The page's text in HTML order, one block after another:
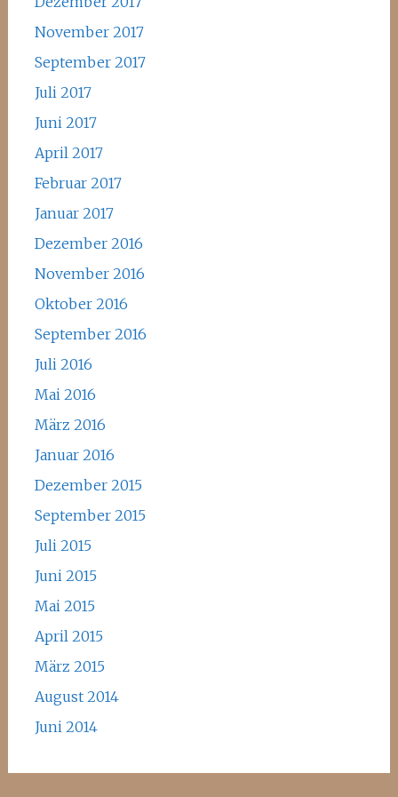
November 2017
September 2017
Juli 2017
Juni 2017
April 2017
Februar 2017
Januar 2017
Dezember 2016
November 2016
Oktober 2016
September 2016
Juli 2016
Mai 2016
März 2016
Januar 2016
Dezember 2015
September 2015
Juli 2015
Juni 2015
Mai 2015
April 2015
März 2015
August 2014
Juni 2014